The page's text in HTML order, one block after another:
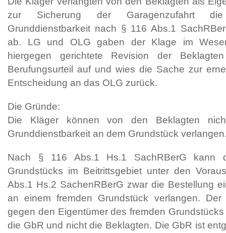
zur Sicherung der Garagenzufahrt
Grunddienstbarkeit nach § 116 Abs.1
ab. LG und OLG gaben der Klage im
hiergegen gerichtete Revision der
Berufungsurteil auf und wies die Sache zur
Entscheidung an das OLG zurück.
Die Gründe:
Die Kläger können von den Beklagten
Grunddienstbarkeit an dem Grundstück
Nach § 116 Abs.1 Hs.1 SachRBerG kann
Grundstücks im Beitrittsgebiet unter den
Abs.1 Hs.2 SachenRBerG zwar die Bestellung
an einem fremden Grundstück verlangen.
gegen den Eigentümer des fremden
die GbR und nicht die Beklagten. Die GbR ist